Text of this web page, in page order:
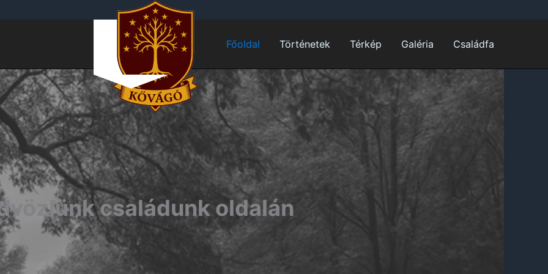
Főoldal Történetek Térkép Galéria Családfa
családunk oldalán